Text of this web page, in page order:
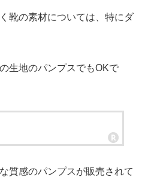
靴の素材については、特にダ
生地のパンプスでもOKで
質感のパンプスが販売されて